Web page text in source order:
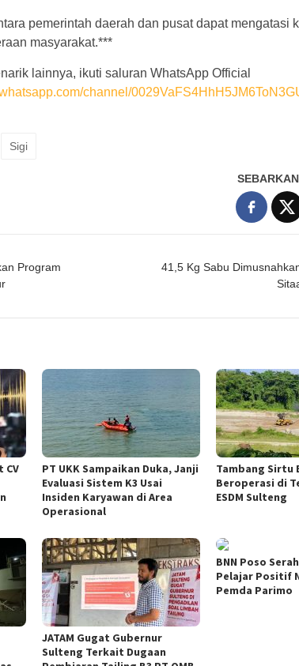
pemerintah daerah dan pusat dapat mengatasi
masyarakat.***
lainnya, ikuti saluran WhatsApp Official
channel/
Sigi
SEBARKAN
Program
41,5 Kg Sabu
CV
PT UKK Sampaikan Duka, Janji
Evaluasi Sistem K3 Usai
Insiden Karyawan di Area
Operasional
Tambang Sirtu
Beroperasi di
ESDM Sulteng
JATAM Gugat Gubernur
Sulteng Terkait Dugaan
BNN Poso
Pelajar Positif
Pemda Parimo